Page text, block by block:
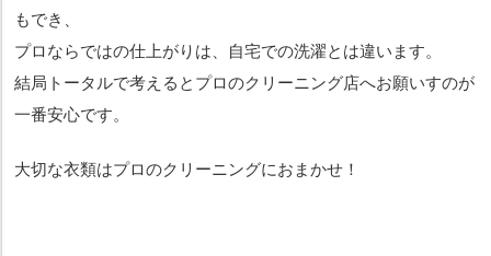
もでき、
プロならではの仕上がりは、自宅での洗濯とは違います。
結局トータルで考えるとプロのクリーニング店へお願いすのが
一番安心です。
大切な衣類はプロのクリーニングにおまかせ！